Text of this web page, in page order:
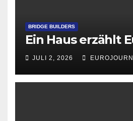
BRIDGE BUILDERS
Ein Haus erzählt
JULI 2, 2026